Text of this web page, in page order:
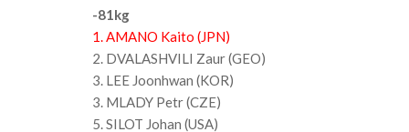
-81kg
1. AMANO Kaito (JPN)
2. DVALASHVILI Zaur (GEO)
3. LEE Joonhwan (KOR)
3. MLADY Petr (CZE)
5. SILOT Johan (USA)